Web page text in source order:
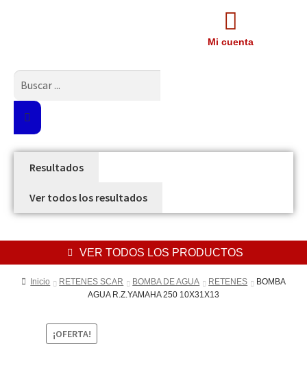
Mi cuenta
Resultados
Ver todos los resultados
VER TODOS LOS PRODUCTOS
Inicio RETENES SCAR BOMBA DE AGUA RETENES
BOMBA
AGUA R.Z.YAMAHA 250 10X31X13
¡OFERTA!